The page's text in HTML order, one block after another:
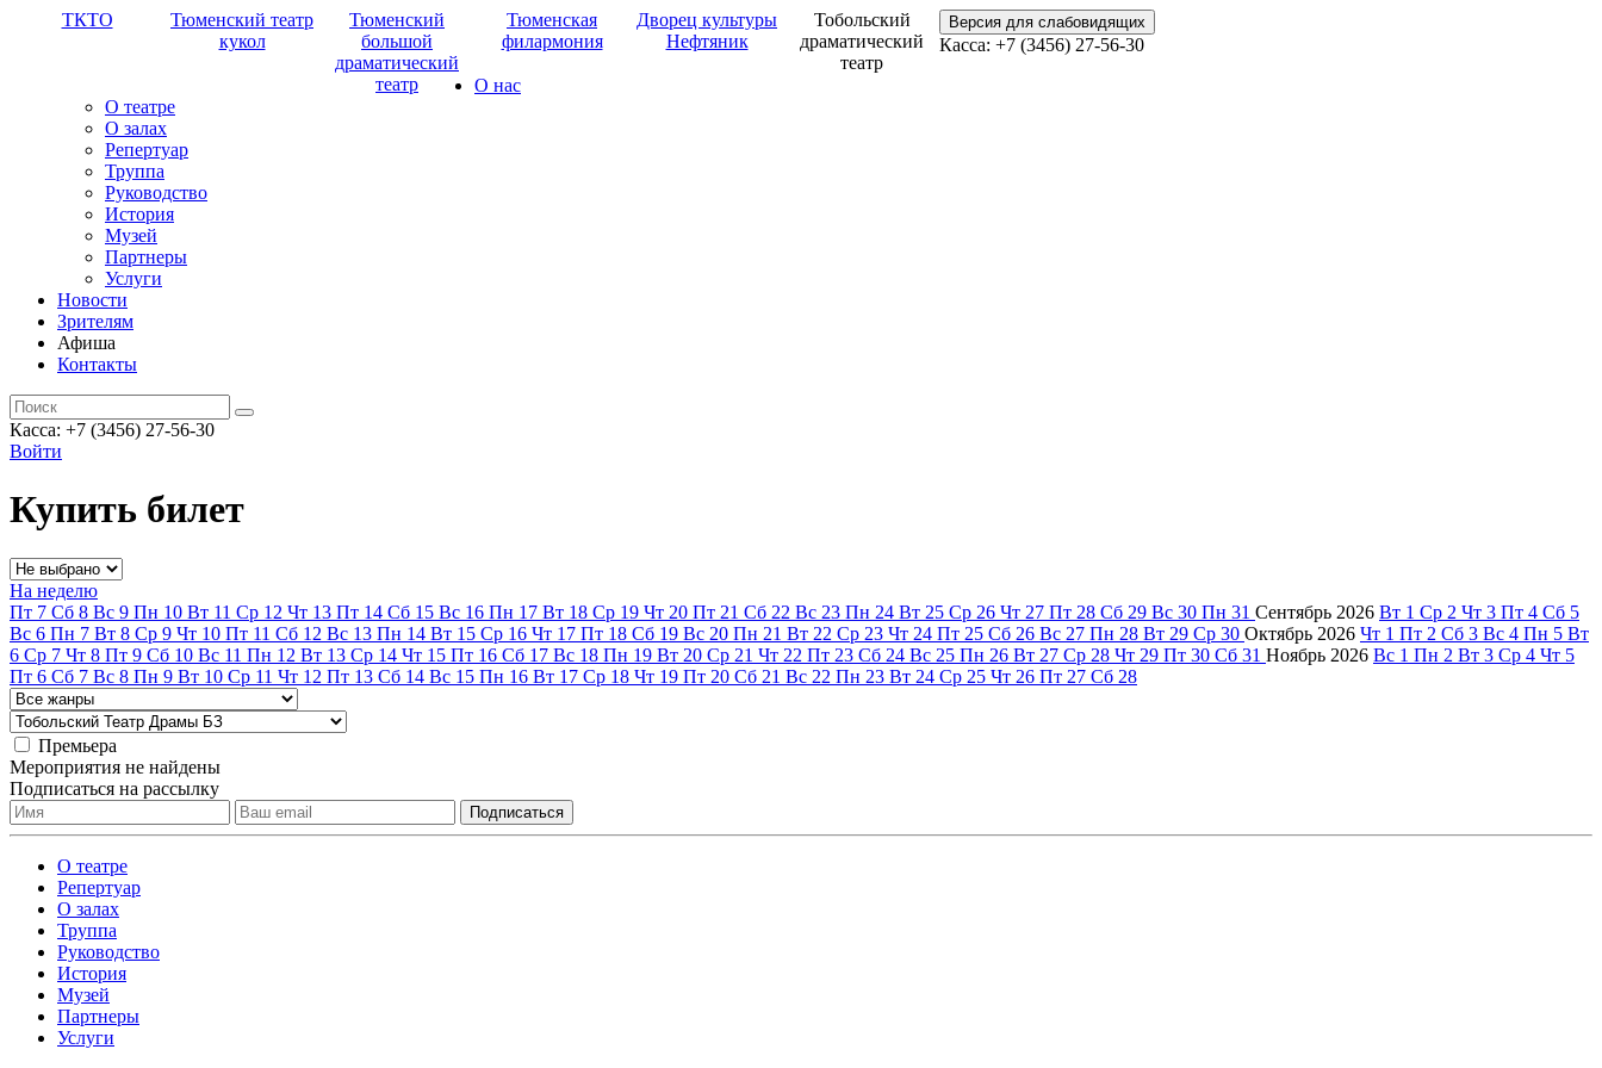
ТКТО
Тюменский театр
кукол
Тюменский
большой
драматический
театр
Тюменская
филармония
Дворец культуры
Нефтяник
Тобольский
драматический
театр
Версия для слабовидящих
Касса: +7 (3456) 27-56-30
О нас
О театре
О залах
Репертуар
Труппа
Руководство
История
Музей
Партнеры
Услуги
Новости
Зрителям
Афиша
Контакты
Касса: +7 (3456) 27-56-30
Войти
Купить билет
На неделю
Пт 7 Сб 8 Вс 9 Пн 10 Вт 11 Ср 12 Чт 13 Пт 14 Сб 15 Вс 16 Пн 17 Вт 18 Ср 19 Чт 20 Пт 21 Сб 22 Вс 23 Пн 24 Вт 25 Ср 26 Чт 27 Пт 28 Сб 29 Вс 30 Пн 31 Сентябрь 2026 Вт 1 Ср 2 Чт 3 Пт 4 Сб 5
Вс 6 Пн 7 Вт 8 Ср 9 Чт 10 Пт 11 Сб 12 Вс 13 Пн 14 Вт 15 Ср 16 Чт 17 Пт 18 Сб 19 Вс 20 Пн 21 Вт 22 Ср 23 Чт 24 Пт 25 Сб 26 Вс 27 Пн 28 Вт 29 Ср 30 Октябрь 2026 Чт 1 Пт 2 Сб 3 Вс 4 Пн 5 Вт
6 Ср 7 Чт 8 Пт 9 Сб 10 Вс 11 Пн 12 Вт 13 Ср 14 Чт 15 Пт 16 Сб 17 Вс 18 Пн 19 Вт 20 Ср 21 Чт 22 Пт 23 Сб 24 Вс 25 Пн 26 Вт 27 Ср 28 Чт 29 Пт 30 Сб 31 Ноябрь 2026 Вс 1 Пн 2 Вт 3 Ср 4 Чт 5
Пт 6 Сб 7 Вс 8 Пн 9 Вт 10 Ср 11 Чт 12 Пт 13 Сб 14 Вс 15 Пн 16 Вт 17 Ср 18 Чт 19 Пт 20 Сб 21 Вс 22 Пн 23 Вт 24 Ср 25 Чт 26 Пт 27 Сб 28
Премьера
Мероприятия не найдены
Подписаться на рассылку
О театре
Репертуар
О залах
Труппа
Руководство
История
Музей
Партнеры
Услуги